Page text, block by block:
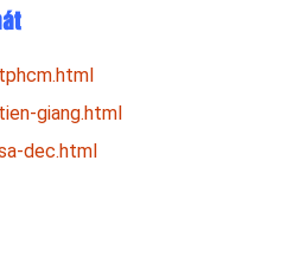
giang.html
dec.html